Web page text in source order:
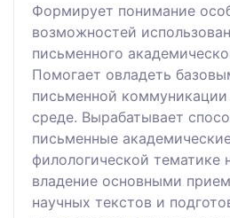
Формирует понимание
возможностей
письменного
Помогает овладеть
письменной
среде. Вырабатывает
письменные
филологической тематике
владение основными
научных текстов и